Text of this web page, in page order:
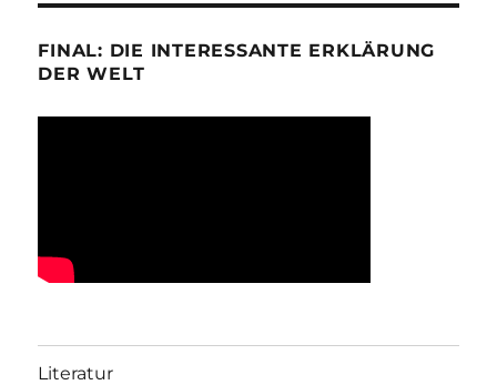
FINAL: DIE INTERESSANTE ERKLÄRUNG
DER WELT
Literatur